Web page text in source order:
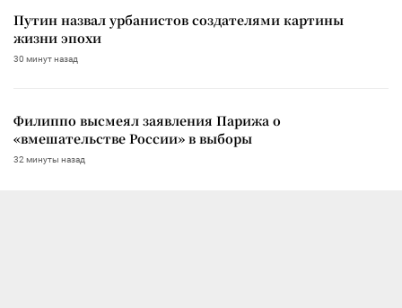
Путин назвал урбанистов создателями картины
жизни эпохи
30 минут назад
Филиппо высмеял заявления Парижа о
«вмешательстве России» в выборы
32 минуты назад